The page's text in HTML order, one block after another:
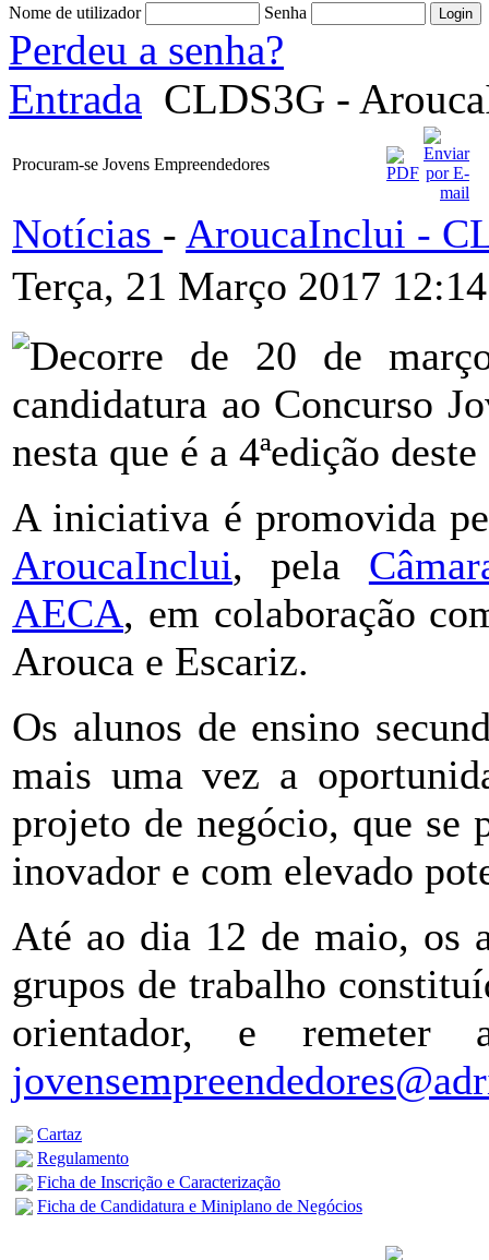
Nome de utilizador Senha
Perdeu a senha?
Entrada CLDS3G -
Procuram-se Jovens Empreendedores
Notícias - AroucaInclui -
Terça, 21 Março 2017 12:14
Decorre de 20 de
candidatura ao Concurso
nesta que é a 4ªedição
A iniciativa é promovida
AroucaInclui, pela
AECA, em colaboração
Arouca e Escariz.
Os alunos de ensino
mais uma vez a
projeto de negócio, que se
inovador e com elevado
Até ao dia 12 de maio, os
grupos de trabalho
orientador, e remeter
Cartaz
Regulamento
Ficha de Inscrição e Caracterização
Ficha de Candidatura e Miniplano de Negócios